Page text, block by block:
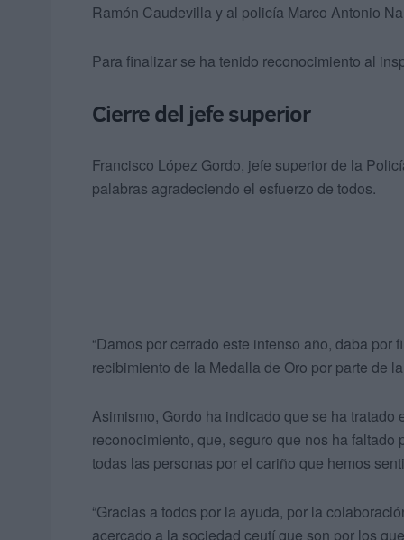
Ramón Caudevilla y al policía Marco Antonio
Para finalizar se ha tenido reconocimiento al
Cierre del jefe superior
Francisco López Gordo, jefe superior de la
palabras agradeciendo el esfuerzo de todos.
“Damos por cerrado este intenso año, daba
recibimiento de la Medalla de Oro por parte de
Asimismo, Gordo ha indicado que se ha tratado
reconocimiento, que, seguro que nos ha
todas las personas por el cariño que hemos
“Gracias a todos por la ayuda, por la
acercado a la sociedad ceutí que son por los